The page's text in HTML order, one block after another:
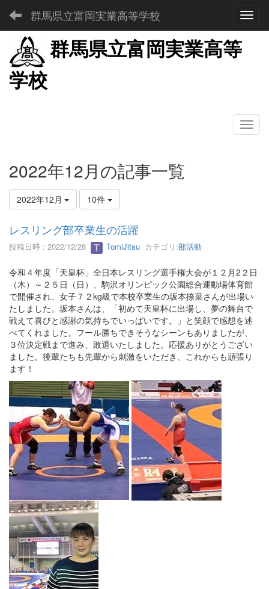
群馬県立富岡実業高等学校
群馬県立富岡実業高等
学校
2022年12月の記事一覧
2022年12月 10件
レスリング部卒業生の活躍
投稿日時 : 2022/12/28 TomiJitsu カテゴリ:部活動
令和４年度「天皇杯」全日本レスリング選手権大会が１２月2２日
（木）～２５日（日）、駒沢オリンピック公園総合運動場体育館
で開催され、女子７２kg級で本校卒業生の坂本捺菜さんが出場い
たしました。坂本さんは、「初めて天皇杯に出場し、夢の舞台で
戦えて喜びと感謝の気持ちでいっぱいです。」と笑顔で感想を述
べてくれました。フール勝ちできそうなシーンもありましたが、
３位決定戦まで進み、敗退いたしました。応援ありがとうござい
ました。後輩たちも先輩から刺激をいただき、これからも頑張り
ます！